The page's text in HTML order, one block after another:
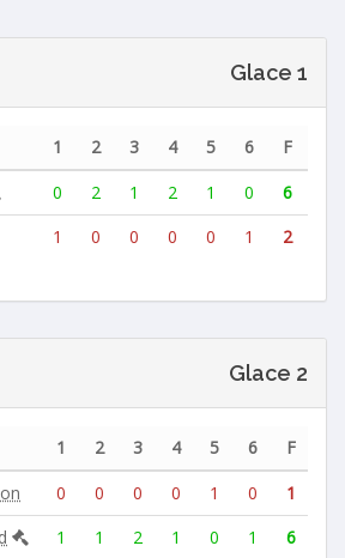
Glace 1
1 2 3 4 5 6
F
0 2 1 2 1 0
6
1 0 0 0 0 1 2
Glace 2
1 2 3 4 5 6
F
0 0 0 0 1 0
1
1 1 2 1 0 1 6